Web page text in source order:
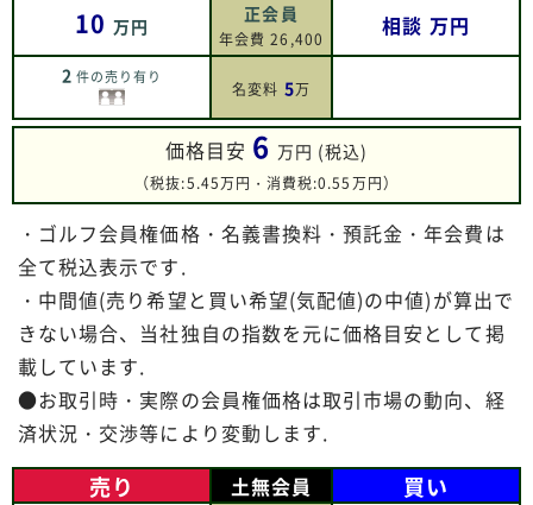
10万円
2 件の売り有り
正会員
年会費 26,400
名変料 5万
相談 万円
価格目安 6 万円 (税込)
（税抜:5.45万円・消費税:0.55万円）
・ゴルフ会員権価格・名義書換料・預託金・年会費は
全て税込表示です.
・中間値(売り希望と買い希望(気配値)の中値)が算出で
きない場合、当社独自の指数を元に価格目安として掲
載しています.
●お取引時・実際の会員権価格は取引市場の動向、経
済状況・交渉等により変動します.
売り 土無会員 買い